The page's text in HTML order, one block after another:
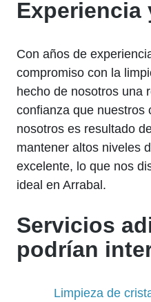
Experiencia
Con años de
compromiso con la
hecho de nosotros una
confianza que nuestros
nosotros es resultado
mantener altos niveles
excelente, lo que nos
ideal en Arrabal.
Servicios
podrían
Limpieza de